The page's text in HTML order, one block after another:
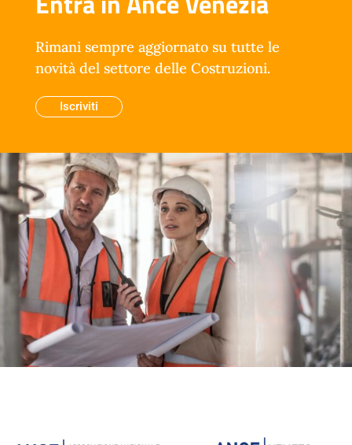
Rimani sempre aggiornato su tutte le
novità del settore delle Costruzioni.
Iscriviti